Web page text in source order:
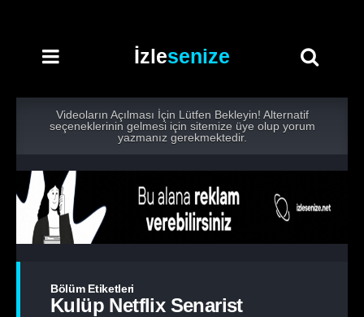
İzlesenize
Videoların Açılması İçin Lütfen Bekleyin! Alternatif
seçeneklerinin gelmesi için sitemize üye olup yorum
yazmanız gerekmektedir.
Bölüm Etiketleri
Kulüp Netflix Senarist